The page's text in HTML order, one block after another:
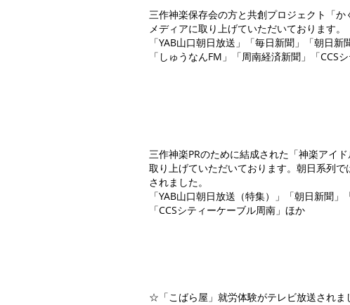
三作神楽保存会の方と共創プロジェクト「
メディアに取り上げていただいております。
「YAB山口朝日放送」「毎日新聞」「朝日新
「しゅうなんFM」「周南経済新聞」「CCS
三作神楽PRのために結成された「神楽アイ
取り上げていただいております。朝日系列
されました。
「YAB山口朝日放送（特集）」「朝日新聞」
「CCSシティーケーブル周南」ほか
☆「こばら屋」就労体験がテレビ放送されま